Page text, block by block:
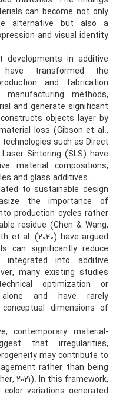
can become not only
alternative but also a
and visual identity
developments in additive
have transformed the
and fabrication
manufacturing methods,
and generate significant
objects layer by
loss (Gibson et al.,
technologies such as Direct
Sintering (SLS) have
material compositions,
and glass additives.
to sustainable design
the importance of
production cycles rather
residue (Chen & Wang,
et al. (2020) have argued
can significantly reduce
integrated into additive
many existing studies
optimization or
alone and have rarely
dimensions of
contemporary material-
that irregularities,
may contribute to
rather than being
2021). In this framework,